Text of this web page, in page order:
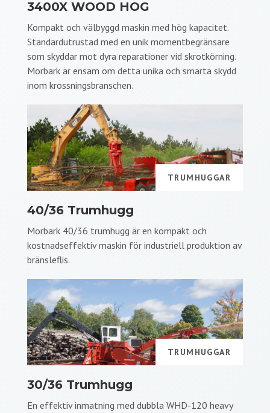
3400X WOOD HOG
Kompakt och välbyggd maskin med hög kapacitet.
Standardutrustad med en unik momentbegränsare
som skyddar mot dyra reparationer vid skrotkörning.
Morbark är ensam om detta unika och smarta skydd
inom krossningsbranschen.
TRUMHUGGAR
40/36 Trumhugg
Morbark 40/36 trumhugg är en kompakt och
kostnadseffektiv maskin för industriell produktion av
bränsleflis.
TRUMHUGGAR
30/36 Trumhugg
En effektiv inmatning med dubbla WHD-120 heavy